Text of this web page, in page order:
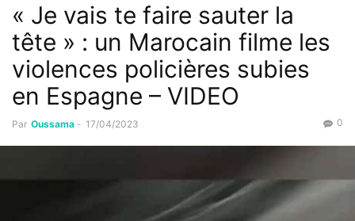
« Je vais te faire sauter la
tête » : un Marocain filme les
violences policières subies
en Espagne – VIDEO
Par Oussama - 17/04/2023 0